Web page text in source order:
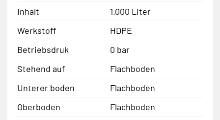
Inhalt
1.000 Liter
Werkstoff
HDPE
Betriebsdruk
0 bar
Stehend auf
Flachboden
Unterer boden
Flachboden
Oberboden
Flachboden